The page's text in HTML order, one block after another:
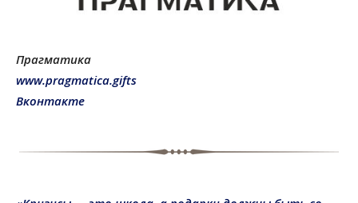
Прагматика
www.pragmatica.gifts
Вконтакте